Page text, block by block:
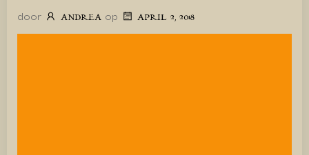
door ANDREA op APRIL 2, 2018